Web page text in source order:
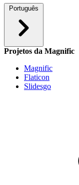
Português
Projetos da Magnific
Magnific
Flaticon
Slidesgo